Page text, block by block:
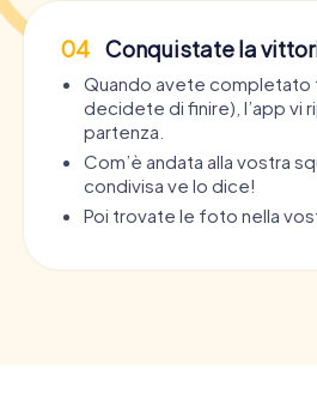
04 Conquistate la
Quando avete completato
decidete di finire), l’app vi
partenza.
Com’è andata alla vostra
condivisa ve lo dice!
Poi trovate le foto nella